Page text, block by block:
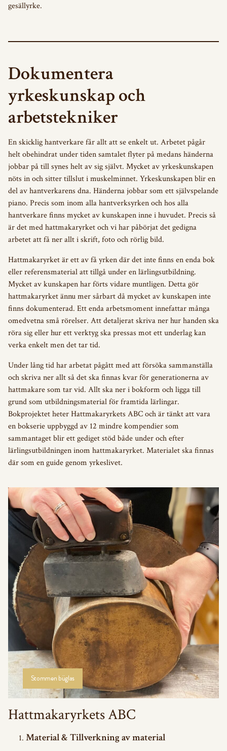
gesällyrke.
Dokumentera
yrkeskunskap och
arbetstekniker
En skicklig hantverkare får allt att se enkelt ut. Arbetet pågår
helt obehindrat under tiden samtalet flyter på medans händerna
jobbar på till synes helt av sig självt. Mycket av yrkeskunskapen
nöts in och sitter tillslut i muskelminnet. Yrkeskunskapen blir en
del av hantverkarens dna. Händerna jobbar som ett självspelande
piano. Precis som inom alla hantverksyrken och hos alla
hantverkare finns mycket av kunskapen inne i huvudet. Precis så
är det med hattmakaryrket och vi har påbörjat det gedigna
arbetet att få ner allt i skrift, foto och rörlig bild.
Hattmakaryrket är ett av få yrken där det inte finns en enda bok
eller referensmaterial att tillgå under en lärlingsutbildning.
Mycket av kunskapen har förts vidare muntligen. Detta gör
hattmakaryrket ännu mer sårbart då mycket av kunskapen inte
finns dokumenterad. Ett enda arbetsmoment innefattar många
omedvetna små rörelser. Att detaljerat skriva ner hur handen ska
röra sig eller hur ett verktyg ska pressas mot ett underlag kan
verka enkelt men det tar tid.
Under lång tid har arbetat pågått med att försöka sammanställa
och skriva ner allt så det ska finnas kvar för generationerna av
hattmakare som tar vid. Allt ska ner i bokform och ligga till
grund som utbildningsmaterial för framtida lärlingar.
Bokprojektet heter Hattmakaryrkets ABC och är tänkt att vara
en bokserie uppbyggd av 12 mindre kompendier som
sammantaget blir ett gediget stöd både under och efter
lärlingsutbildningen inom hattmakaryrket. Materialet ska finnas
där som en guide genom yrkeslivet.
Stommen büglas
Hattmakaryrkets ABC
Material & Tillverkning av material